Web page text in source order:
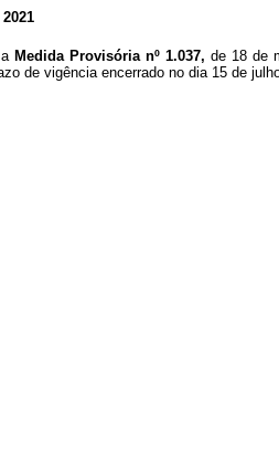
Medida Provisória nº 1.037, de 18 de
de vigência encerrado no dia 15 de